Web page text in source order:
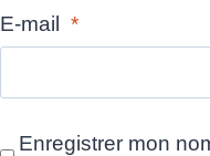
E-mail*
Enregistrer mon